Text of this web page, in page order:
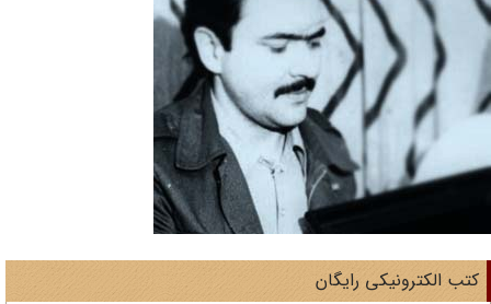
الکترونیکی رایگان